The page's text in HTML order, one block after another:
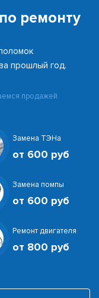
ремонту
прошлый год.
продажей
Замена ТЭНа
от 600 руб
Замена помпы
от 600 руб
Ремонт двигателя
от 800 руб